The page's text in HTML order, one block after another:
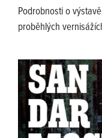
Podrobnosti o
proběhlých